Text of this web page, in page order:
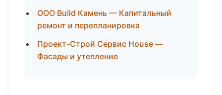
ООО Build Камень — Капитальный
ремонт и перепланировка
Проект-Строй Сервис House —
Фасады и утепление